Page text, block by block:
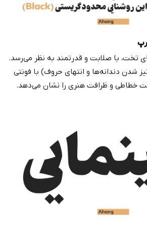
تخت، با صلابت و قدرتمند به نظر می‌رسد.
شدن دندانه‌ها و انتهای حروف) با فونتی
خطاطی و ظرافت هنری را نشان می‌دهد.